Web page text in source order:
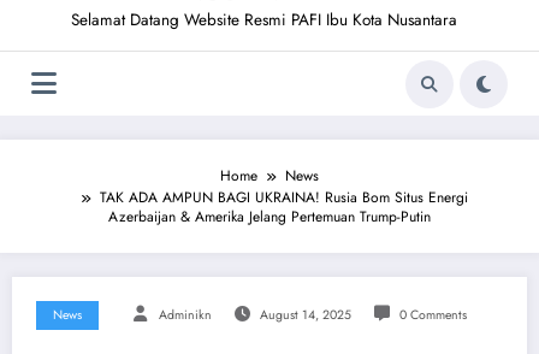
Selamat Datang Website Resmi PAFI Ibu Kota Nusantara
Home
News
TAK ADA AMPUN BAGI UKRAINA! Rusia Bom Situs Energi
Azerbaijan & Amerika Jelang Pertemuan Trump-Putin
News Adminikn August 14, 2025 0 Comments